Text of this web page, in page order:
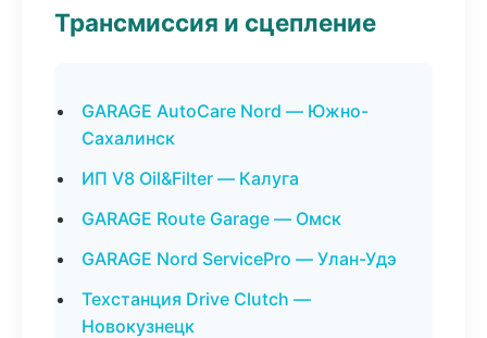
Трансмиссия и сцепление
GARAGE AutoCare Nord — Южно-
Сахалинск
ИП V8 Oil&Filter — Калуга
GARAGE Route Garage — Омск
GARAGE Nord ServicePro — Улан-Удэ
Техстанция Drive Clutch —
Новокузнецк